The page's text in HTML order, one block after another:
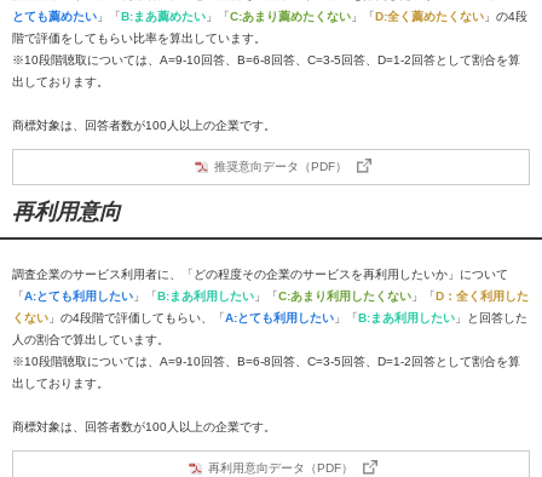
とても薦めたい 」「B:まあ薦めたい 」「C:あまり薦めたくない 」「D:全く薦めたくない 」の4段
階で評価をしてもらい比率を算出しています。
※10段階聴取については、A=9-10回答、B=6-8回答、C=3-5回答、D=1-2回答として割合を算
出しております。
商標対象は、回答者数が100人以上の企業です。
推奨意向データ（PDF）
再利用意向
調査企業のサービス利用者に、「どの程度その企業のサービスを再利用したいか」について
「A:とても利用したい 」「B:まあ利用したい 」「C:あまり利用したくない 」「D：全く利用した
くない 」の4段階で評価してもらい、「A:とても利用したい 」「B:まあ利用したい 」と回答した
人の割合で算出しています。
※10段階聴取については、A=9-10回答、B=6-8回答、C=3-5回答、D=1-2回答として割合を算
出しております。
商標対象は、回答者数が100人以上の企業です。
再利用意向データ（PDF）